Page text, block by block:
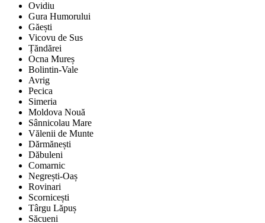
Ovidiu
Gura Humorului
Găești
Vicovu de Sus
Țăndărei
Ocna Mureș
Bolintin-Vale
Avrig
Pecica
Simeria
Moldova Nouă
Sânnicolau Mare
Vălenii de Munte
Dărmănești
Dăbuleni
Comarnic
Negrești-Oaș
Rovinari
Scornicești
Târgu Lăpuș
Săcueni